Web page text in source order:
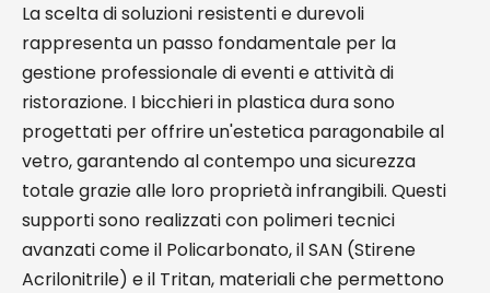
La scelta di soluzioni resistenti e durevoli
rappresenta un passo fondamentale per la
gestione professionale di eventi e attività di
ristorazione. I bicchieri in plastica dura sono
progettati per offrire un'estetica paragonabile al
vetro, garantendo al contempo una sicurezza
totale grazie alle loro proprietà infrangibili. Questi
supporti sono realizzati con polimeri tecnici
avanzati come il Policarbonato, il SAN (Stirene
Acrilonitrile) e il Tritan, materiali che permettono